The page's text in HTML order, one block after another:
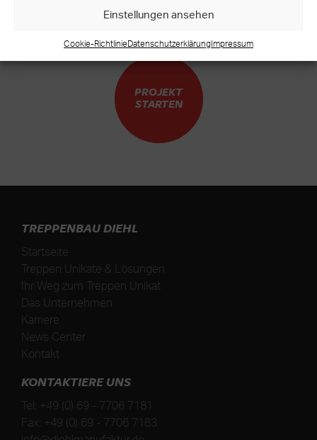
Einstellungen ansehen
Cookie-RichtlinieDatenschutzerklärungImpressum
UNIKAT?
WARUM WARTEN?
PROJEKT
STARTEN
TREPPENBAU DIEHL
Startseite
Treppen Unikate & Lösungen
Ihr Weg zum Treppen Unikat
Das Unternehmen
Karriere
News Center
Kontakt
KONTAKTIERE UNS
Tel: +49 (0) 69 - 7706 7181
Fax: +49 (0) 69 - 7706 7183